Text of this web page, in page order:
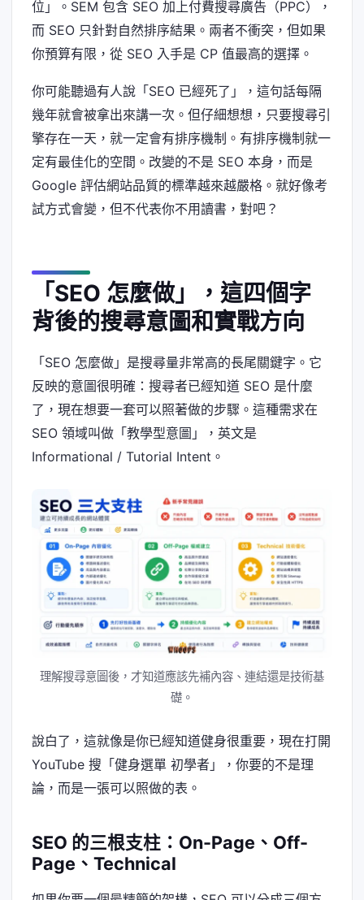
位」。SEM 包含 SEO 加上付費搜尋廣告（PPC），
而 SEO 只針對自然排序結果。兩者不衝突，但如果
你預算有限，從 SEO 入手是 CP 值最高的選擇。
你可能聽過有人說「SEO 已經死了」，這句話每隔
幾年就會被拿出來講一次。但仔細想想，只要搜尋引
擎存在一天，就一定會有排序機制。有排序機制就一
定有最佳化的空間。改變的不是 SEO 本身，而是
Google 評估網站品質的標準越來越嚴格。就好像考
試方式會變，但不代表你不用讀書，對吧？
「SEO 怎麼做」，這四個字
背後的搜尋意圖和實戰方向
「SEO 怎麼做」是搜尋量非常高的長尾關鍵字。它
反映的意圖很明確：搜尋者已經知道 SEO 是什麼
了，現在想要一套可以照著做的步驟。這種需求在
SEO 領域叫做「教學型意圖」，英文是
Informational / Tutorial Intent。
理解搜尋意圖後，才知道應該先補內容、連結還是技術基
礎。
說白了，這就像是你已經知道健身很重要，現在打開
YouTube 搜「健身選單 初學者」，你要的不是理
論，而是一張可以照做的表。
SEO 的三根支柱：On-Page、Off-
Page、Technical